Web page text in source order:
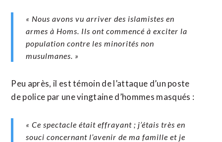
« Nous avons vu arriver des islamistes en
armes à Homs. Ils ont commencé à exciter la
population contre les minorités non
musulmanes. »
Peu après, il est témoin de l’attaque d’un poste
de police par une vingtaine d’hommes masqués :
« Ce spectacle était effrayant ; j’étais très en
souci concernant l’avenir de ma famille et je